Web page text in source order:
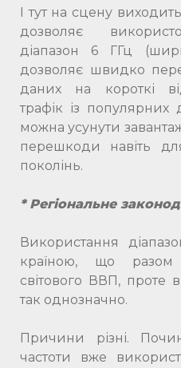
І тут на сцену
дозволяє
діапазон 6 ГГц
дозволяє швидко
даних на короткі
трафік із популярних
можна усунути
перешкоди навіть
поколінь.
* Регіональне
Використання
країною, що разом
світового ВВП, проте
так однозначно.
Причини різні.
частоти вже